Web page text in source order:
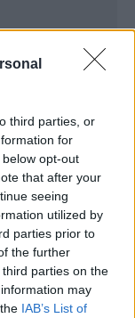
third parties, or
for
opt-out
that after your
seeing
utilized by
parties prior to
the further
parties on the
may
IAB’s List of